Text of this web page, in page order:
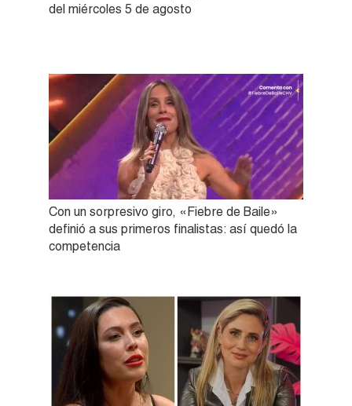
del miércoles 5 de agosto
Con un sorpresivo giro, «Fiebre de Baile»
definió a sus primeros finalistas: así quedó la
competencia